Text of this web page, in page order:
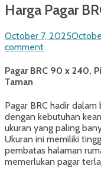
Harga Pagar
Posted
on
October 7, 2025
comment
Pagar BRC 90 x 240,
Taman
Pagar BRC hadir
dengan kebutuhan
ukuran yang paling
Ukuran ini memiliki
pembatas halaman
memerlukan pagar